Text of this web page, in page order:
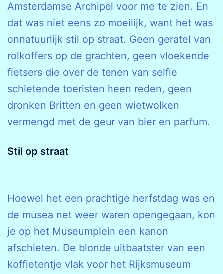
Amsterdamse Archipel voor me te zien. En
dat was niet eens zo moeilijk, want het was
onnatuurlijk stil op straat. Geen geratel van
rolkoffers op de grachten, geen vloekende
fietsers die over de tenen van selfie
schietende toeristen heen reden, geen
dronken Britten en geen wietwolken
vermengd met de geur van bier en parfum.
Stil op straat
Hoewel het een prachtige herfstdag was en
de musea net weer waren opengegaan, kon
je op het Museumplein een kanon
afschieten. De blonde uitbaatster van een
koffietentje vlak voor het Rijksmuseum